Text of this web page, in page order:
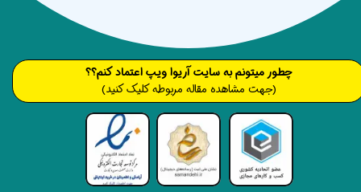
​​​چطور میتونم به سایت آریوا ویپ اعتماد کنم؟؟
(جهت مشاهده مقاله مربوطه کلیک کنید)